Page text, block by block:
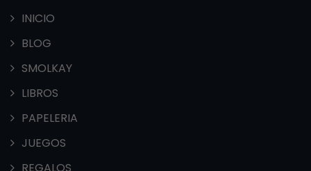
INICIO
BLOG
SMOLKAY
LIBROS
PAPELERIA
JUEGOS
REGALOS